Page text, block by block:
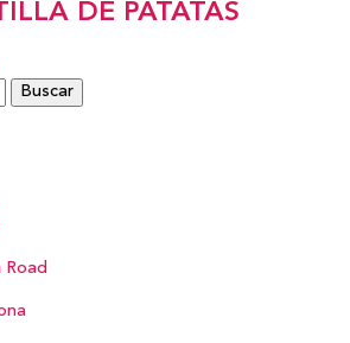
DE PATATAS
Road